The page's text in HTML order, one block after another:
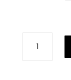
Industries
-